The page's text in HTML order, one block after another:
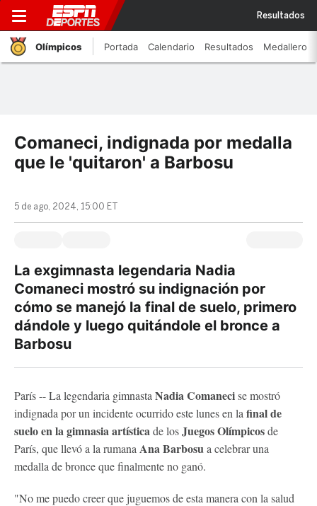
Resultados
Olímpicos Portada Calendario Resultados Medallero
Comaneci, indignada por medalla
que le 'quitaron' a Barbosu
5 de ago, 2024, 15:00 ET
La exgimnasta legendaria Nadia
Comaneci mostró su indignación por
cómo se manejó la final de suelo, primero
dándole y luego quitándole el bronce a
Barbosu
París -- La legendaria gimnasta Nadia Comanecise mostró
indignada por un incidente ocurrido este lunes en la final de
suelo en la gimnasia artísticade losJuegos Olímpicosde
París, que llevó a la rumana Ana Barbosua celebrar una
medalla de bronce que finalmente no ganó.
"No me puedo creer que juguemos de esta manera con la salud